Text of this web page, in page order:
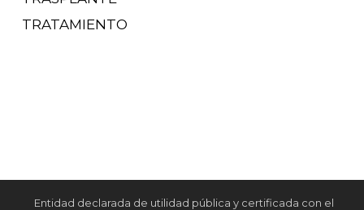
TRATAMIENTO
Entidad declarada de utilidad pública y certificada con el